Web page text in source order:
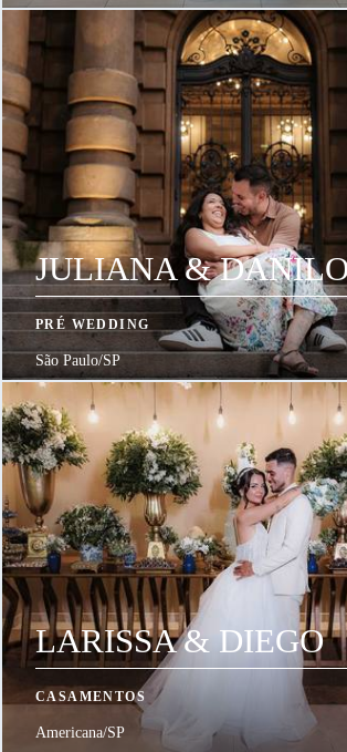
JULIANA &
PRÉ WEDDING
São Paulo/SP
LARISSA & DIEGO
CASAMENTOS
Americana/SP